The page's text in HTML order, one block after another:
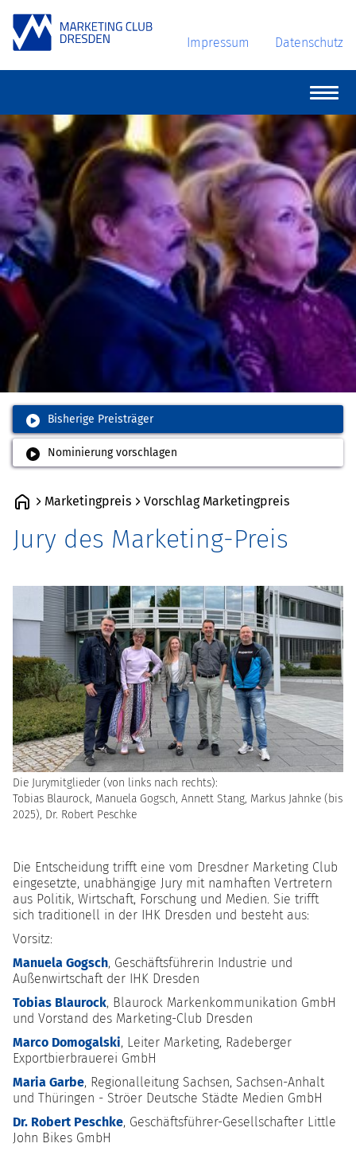
Impressum Datenschutz
Die Jury
Marketing Experten
Bisherige Preisträger
Nominierung vorschlagen
Marketingpreis Vorschlag Marketingpreis
Jury des Marketing-Preis
Die Entscheidung trifft eine vom Dresdner Marketing Club
eingesetzte, unabhängige Jury mit namhaften Vertretern
aus Politik, Wirtschaft, Forschung und Medien. Sie trifft
sich traditionell in der IHK Dresden und besteht aus:
Vorsitz:
Manuela Gogsch, Geschäftsführerin Industrie und
Außenwirtschaft der IHK Dresden
Tobias Blaurock, Blaurock Markenkommunikation GmbH
und Vorstand des Marketing-Club Dresden
Marco Domogalski, Leiter Marketing, Radeberger
Exportbierbrauerei GmbH
Maria Garbe, Regionalleitung Sachsen, Sachsen-Anhalt
und Thüringen - Ströer Deutsche Städte Medien GmbH
Dr. Robert Peschke, Geschäftsführer-Gesellschafter Little
John Bikes GmbH
Die Jurymitglieder (von links nach rechts):
Tobias Blaurock, Manuela Gogsch, Annett Stang, Markus Jahnke (bis
2025), Dr. Robert Peschke